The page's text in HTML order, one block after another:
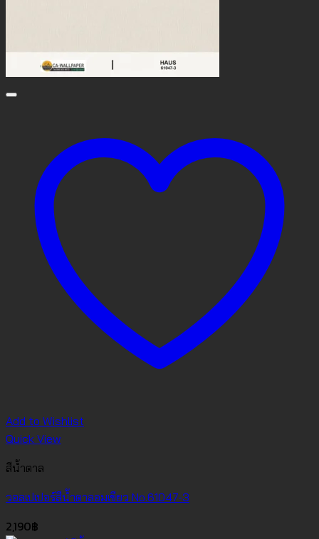
Add to Wishlist
Quick View
สีน้ำตาล
วอลเปเปอร์สีน้ำตาลอมเขียว No.61047-3
2,190฿